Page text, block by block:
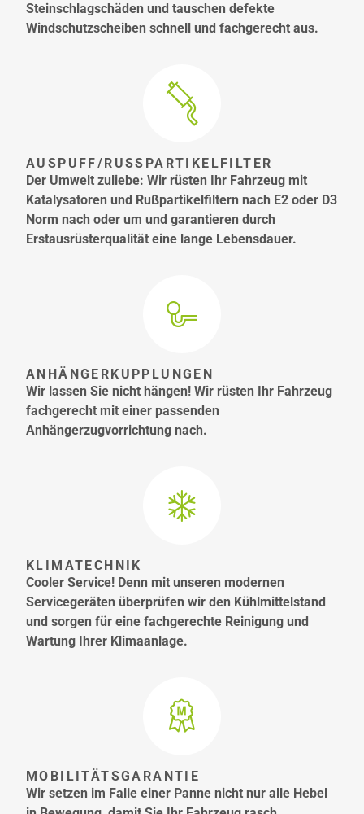
Steinschlagschäden und tauschen defekte
Windschutzscheiben schnell und fachgerecht aus.
AUSPUFF/RUSSPARTIKELFILTER
Der Umwelt zuliebe: Wir rüsten Ihr Fahrzeug mit
Katalysatoren und Rußpartikelfiltern nach E2 oder D3
Norm nach oder um und garantieren durch
Erstausrüsterqualität eine lange Lebensdauer.
ANHÄNGERKUPPLUNGEN
Wir lassen Sie nicht hängen! Wir rüsten Ihr Fahrzeug
fachgerecht mit einer passenden
Anhängerzugvorrichtung nach.
KLIMATECHNIK
Cooler Service! Denn mit unseren modernen
Servicegeräten überprüfen wir den Kühlmittelstand
und sorgen für eine fachgerechte Reinigung und
Wartung Ihrer Klimaanlage.
MOBILITÄTSGARANTIE
Wir setzen im Falle einer Panne nicht nur alle Hebel